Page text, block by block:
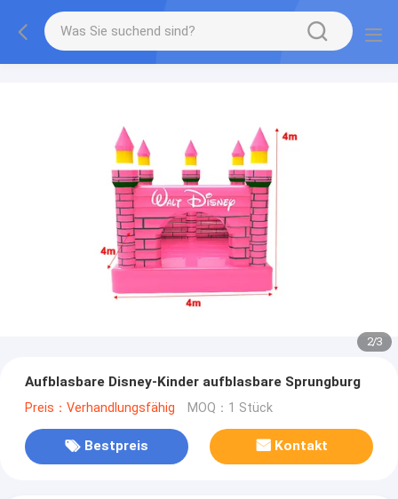
2/3
Aufblasbare Disney-Kinder aufblasbare Sprungburg
Preis：Verhandlungsfähig MOQ：1 Stück
Bestpreis Kontakt